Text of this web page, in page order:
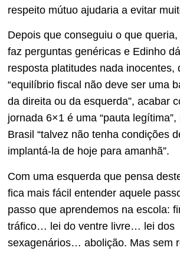
respeito mútuo ajudaria a evitar
Depois que conseguiu o que queria,
faz perguntas genéricas e Edinho
resposta platitudes nada inocentes,
“equilíbrio fiscal não deve ser uma
da direita ou da esquerda”, acabar
jornada 6×1 é uma “pauta legítima”,
Brasil “talvez não tenha condições
implantá-la de hoje para amanhã”.
Com uma esquerda que pensa
fica mais fácil entender aquele
passo que aprendemos na escola:
tráfico… lei do ventre livre… lei dos
sexagenários… abolição. Mas sem